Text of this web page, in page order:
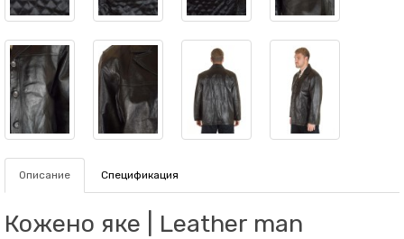
Описание Спецификация
Кожено яке | Leather man